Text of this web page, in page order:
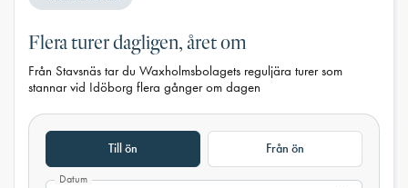
Flera turer dagligen, året om
Från Stavsnäs tar du Waxholmsbolagets reguljära turer som
stannar vid Idöborg flera gånger om dagen
Till ön Från ön
Datum